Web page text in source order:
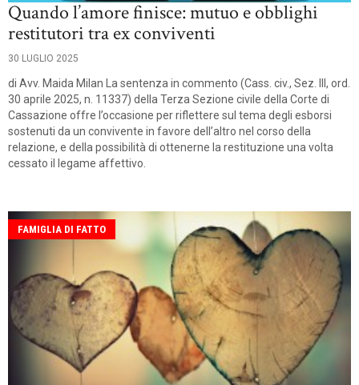
Quando l’amore finisce: mutuo e obblighi
restitutori tra ex conviventi
30 LUGLIO 2025
di Avv. Maida Milan La sentenza in commento (Cass. civ., Sez. III, ord.
30 aprile 2025, n. 11337) della Terza Sezione civile della Corte di
Cassazione offre l’occasione per riflettere sul tema degli esborsi
sostenuti da un convivente in favore dell’altro nel corso della
relazione, e della possibilità di ottenerne la restituzione una volta
cessato il legame affettivo.
FAMIGLIA DI FATTO